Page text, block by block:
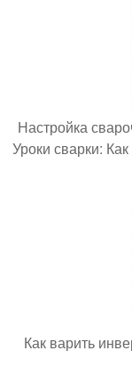
Настройка
Уроки сварки:
Как варить